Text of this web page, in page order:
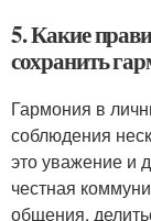
5. Какие
сохранить
Гармония в
соблюдения
это уважение и
честная
общения,